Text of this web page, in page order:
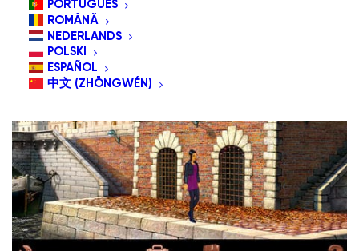
PORTUGUÊS
ROMÂNĂ
NEDERLANDS
POLSKI
ESPAÑOL
中文 (ZHŌNGWÉN)